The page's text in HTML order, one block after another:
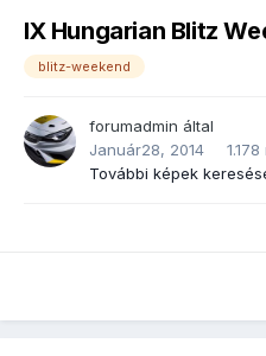
IX Hungarian Blitz
blitz-weekend
forumadmin által
Január28, 2014
További képek